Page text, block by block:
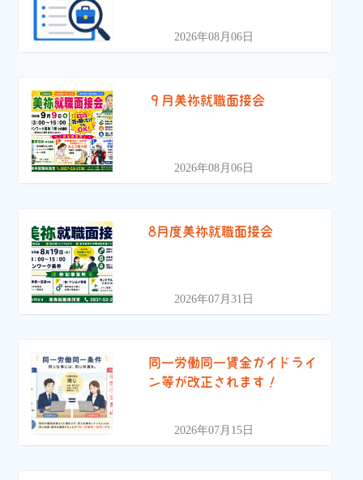
2026年08月06日
９月美祢就職面接会
2026年08月06日
8月度美祢就職面接会
2026年07月31日
同一労働同一賃金ガイドライ
ン等が改正されます！
2026年07月15日